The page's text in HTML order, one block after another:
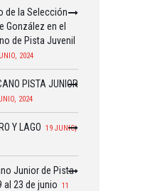
de la Selección
González en el
de Pista Juvenil
2024
PISTA JUNIOR
2024
Y LAGO 19 JUNIO,
Junior de Pista
al 23 de junio 11